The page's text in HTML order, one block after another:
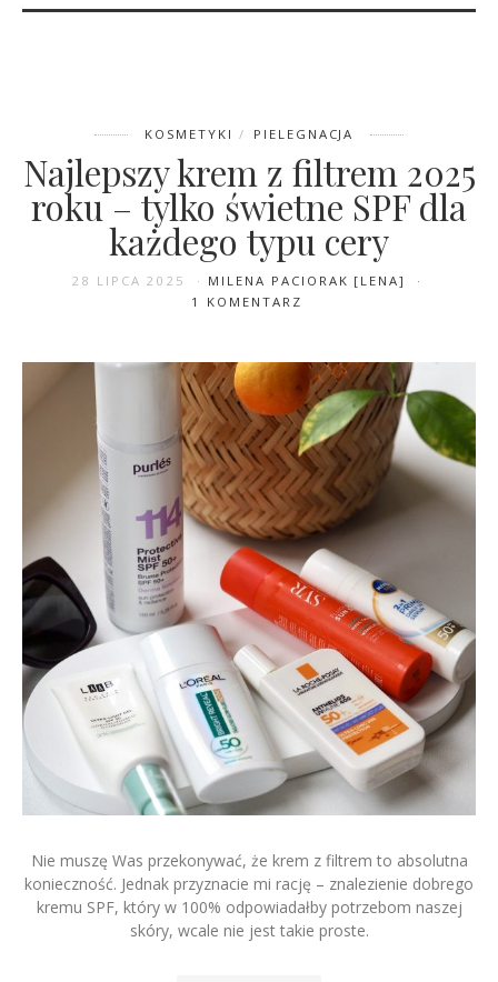
1 KOMENTARZ
Kalendarze adwentowe z
kosmetykami 2025: przegląd i
ranking najlepszych
KOSMETYKI PIELEGNACJA
Najlepszy krem z filtrem 2025
roku – tylko świetne SPF dla
każdego typu cery
28 LIPCA 2025
MILENA PACIORAK [LENA]
1 KOMENTARZ
Nie muszę Was przekonywać, że krem z filtrem to absolutna
konieczność. Jednak przyznacie mi rację – znalezienie dobrego
kremu SPF, który w 100% odpowiadałby potrzebom naszej
skóry, wcale nie jest takie proste.